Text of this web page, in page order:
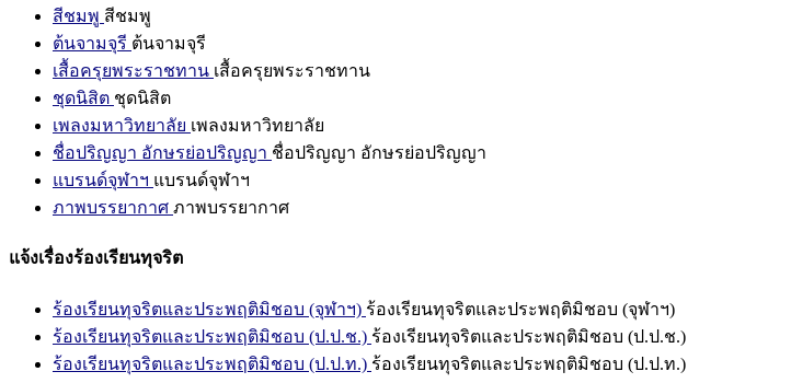
สีชมพู สีชมพู
ต้นจามจุรี ต้นจามจุรี
เสื้อครุยพระราชทาน เสื้อครุยพระราชทาน
ชุดนิสิต ชุดนิสิต
เพลงมหาวิทยาลัย เพลงมหาวิทยาลัย
ชื่อปริญญา อักษรย่อปริญญา ชื่อปริญญา อักษรย่อปริญญา
แบรนด์จุฬาฯ แบรนด์จุฬาฯ
ภาพบรรยากาศ ภาพบรรยากาศ
แจ้งเรื่องร้องเรียนทุจริต
ร้องเรียนทุจริตและประพฤติมิชอบ (จุฬาฯ) ร้องเรียนทุจริตและประพฤติมิชอบ (จุฬาฯ)
ร้องเรียนทุจริตและประพฤติมิชอบ (ป.ป.ช.) ร้องเรียนทุจริตและประพฤติมิชอบ (ป.ป.ช.)
ร้องเรียนทุจริตและประพฤติมิชอบ (ป.ป.ท.) ร้องเรียนทุจริตและประพฤติมิชอบ (ป.ป.ท.)